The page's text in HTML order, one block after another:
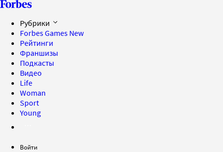
Рубрики
Forbes Games New
Рейтинги
Франшизы
Подкасты
Видео
Life
Woman
Sport
Young
Войти